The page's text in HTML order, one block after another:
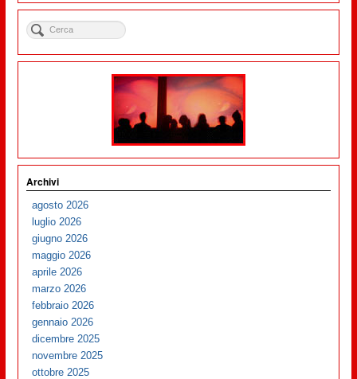
Archivi
agosto 2026
luglio 2026
giugno 2026
maggio 2026
aprile 2026
marzo 2026
febbraio 2026
gennaio 2026
dicembre 2025
novembre 2025
ottobre 2025